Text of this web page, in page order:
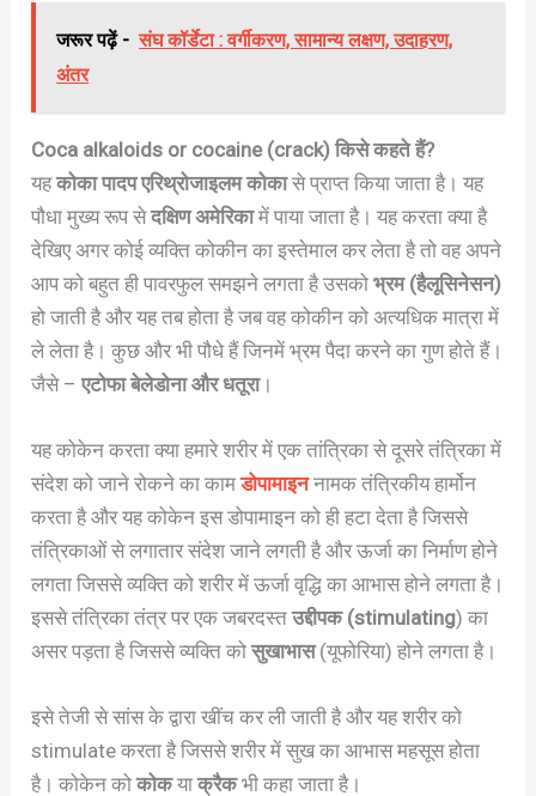
जरूर पढ़ें - संघ कॉर्डेटा : वर्गीकरण, सामान्य लक्षण, उदाहरण,
अंतर
Coca alkaloids or cocaine (crack) किसे कहते हैं?
यहकोका पादप एरिथ्रोजाइलम कोकासे प्राप्त किया जाता है। यह
पौधा मुख्य रूप सेदक्षिण अमेरिकामें पाया जाता है। यह करता क्या है
देखिए अगर कोई व्यक्ति कोकीन का इस्तेमाल कर लेता है तो वह अपने
आप को बहुत ही पावरफुल समझने लगता है उसकोभ्रम (हैलूसिनेसन)
हो जाती है और यह तब होता है जब वह कोकीन को अत्यधिक मात्रा में
ले लेता है। कुछ और भी पौधे हैं जिनमें भ्रम पैदा करने का गुण होते हैं।
जैसे – एटोफा बेलेडोना और धतूरा।
यह कोकेन करता क्या हमारे शरीर में एक तांत्रिका से दूसरे तंत्रिका में
संदेश को जाने रोकने का कामडोपामाइन नामक तंत्रिकीय हार्मोन
करता है और यह कोकेन इस डोपामाइन को ही हटा देता है जिससे
तंत्रिकाओं से लगातार संदेश जाने लगती है और ऊर्जा का निर्माण होने
लगता जिससे व्यक्ति को शरीर में ऊर्जा वृद्धि का आभास होने लगता है।
इससे तंत्रिका तंत्र पर एक जबरदस्तउद्दीपक (stimulating) का
असर पड़ता है जिससे व्यक्ति कोसुखाभास(यूफोरिया) होने लगता है।
इसे तेजी से सांस के द्वारा खींच कर ली जाती है और यह शरीर को
stimulate करता है जिससे शरीर में सुख का आभास महसूस होता
है। कोकेन कोकोकयाक्रैकभी कहा जाता है।